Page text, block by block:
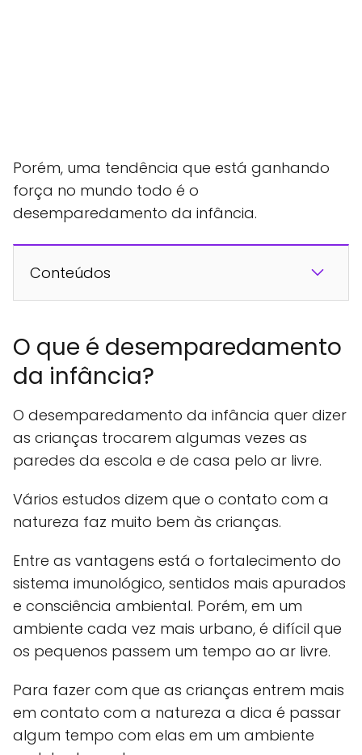
Porém, uma tendência que está ganhando
força no mundo todo é o
desemparedamento da infância.
Conteúdos
O que é desemparedamento
da infância?
O desemparedamento da infância quer dizer
as crianças trocarem algumas vezes as
paredes da escola e de casa pelo ar livre.
Vários estudos dizem que o contato com a
natureza faz muito bem às crianças.
Entre as vantagens está o fortalecimento do
sistema imunológico, sentidos mais apurados
e consciência ambiental. Porém, em um
ambiente cada vez mais urbano, é difícil que
os pequenos passem um tempo ao ar livre.
Para fazer com que as crianças entrem mais
em contato com a natureza a dica é passar
algum tempo com elas em um ambiente